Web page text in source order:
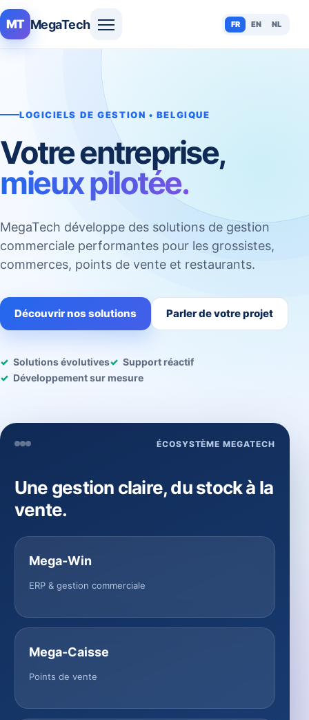
MT MegaTech FR EN NL
LOGICIELS DE GESTION • BELGIQUE
Votre entreprise,
mieux pilotée.
MegaTech développe des solutions de gestion
commerciale performantes pour les grossistes,
commerces, points de vente et restaurants.
Découvrir nos solutions Parler de votre projet
Solutions évolutives
Support réactif
Développement sur mesure
ÉCOSYSTÈME MEGATECH
Une gestion claire, du stock à la
vente.
Mega-Win
ERP & gestion commerciale
Mega-Caisse
Points de vente